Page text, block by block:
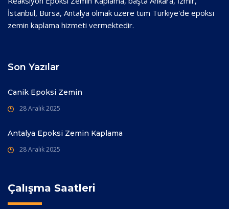
İstanbul, Bursa, Antalya olmak üzere tüm Türkiye'de epoksi
zemin kaplama hizmeti vermektedir.
Son Yazılar
Canik Epoksi Zemin
28 Aralık 2025
Antalya Epoksi Zemin Kaplama
28 Aralık 2025
Çalışma Saatleri